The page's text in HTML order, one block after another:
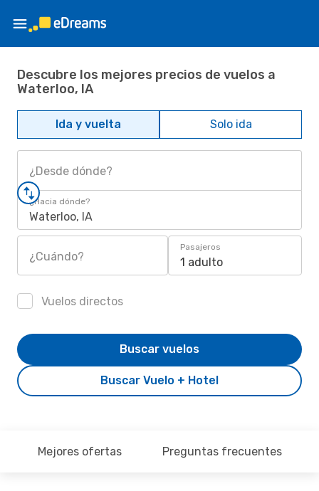
Descubre los mejores precios de vuelos a
Waterloo, IA
Ida y vuelta Solo ida
¿Desde dónde?
¿Hacia dónde?
Waterloo, IA
¿Cuándo?
Pasajeros
1 adulto
Vuelos directos
Buscar Vuelo + Hotel
Buscar vuelos
Mejores ofertas Preguntas frecuentes